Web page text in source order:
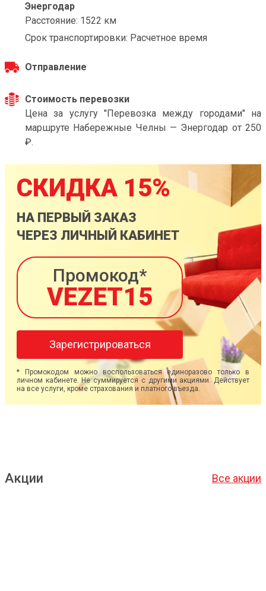
Энергодар
Расстояние: 1522 км
Срок транспортировки: Расчетное время
Отправление
Стоимость перевозки
Цена за услугу "Перевозка между городами" на
маршруте Набережные Челны — Энергодар от 250
₽.
СКИДКА 15%
НА ПЕРВЫЙ ЗАКАЗ
ЧЕРЕЗ ЛИЧНЫЙ КАБИНЕТ
Промокод*
VEZET15
Зарегистрироваться
* Промокодом можно воспользоваться единоразово только в
личном кабинете. Не суммируется с другими акциями. Действует
на все услуги, кроме страхования и платного въезда.
Акции Все акции